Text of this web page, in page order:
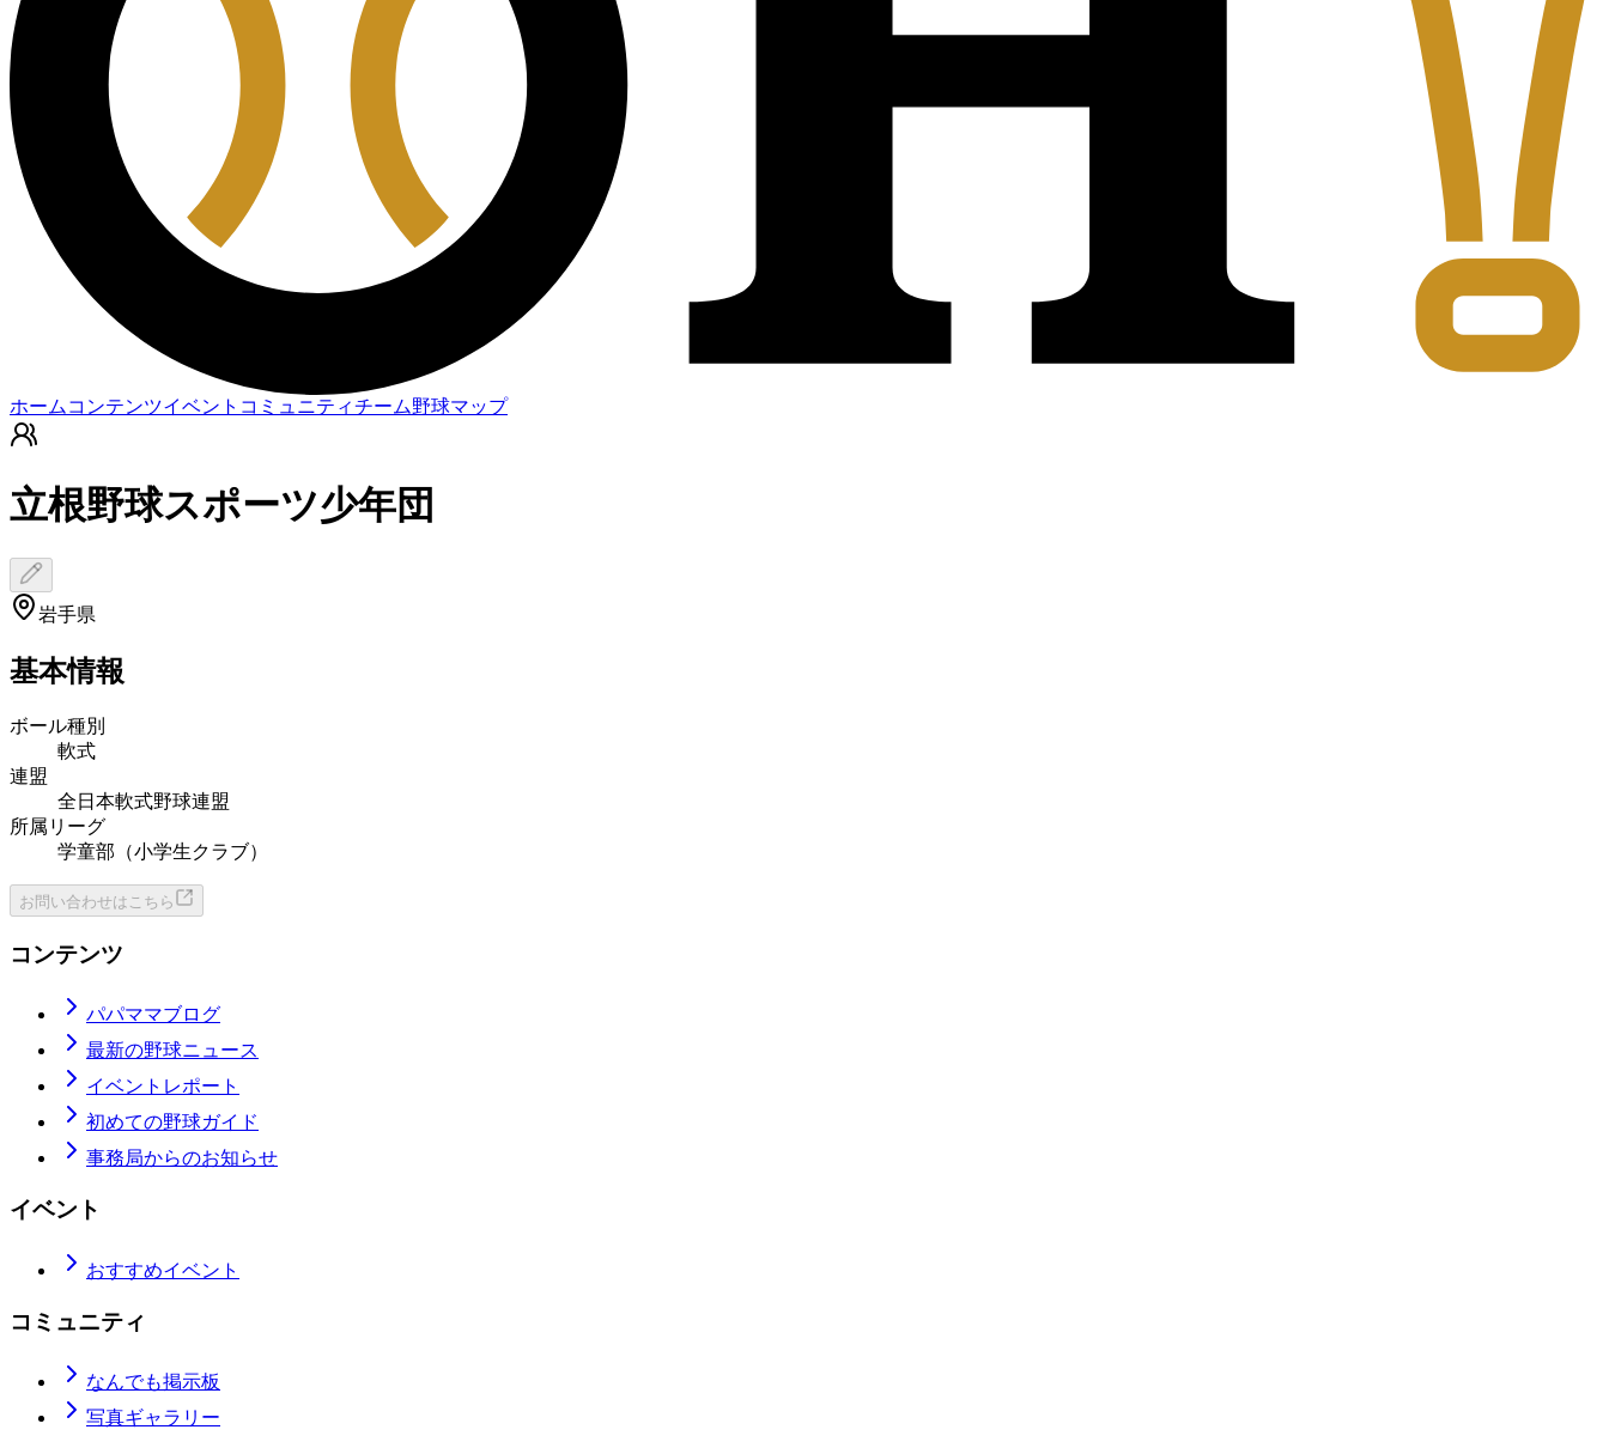
ホーム コンテンツイベント コミュニティチーム野球マップ
立根野球スポーツ少年団
岩手県
基本情報
ボール種別
軟式
連盟
全日本軟式野球連盟
所属リーグ
学童部（小学生クラブ）
お問い合わせはこちら
コンテンツ
パパママブログ
最新の野球ニュース
イベントレポート
初めての野球ガイド
事務局からのお知らせ
イベント
おすすめイベント
コミュニティ
なんでも掲示板
写真ギャラリー